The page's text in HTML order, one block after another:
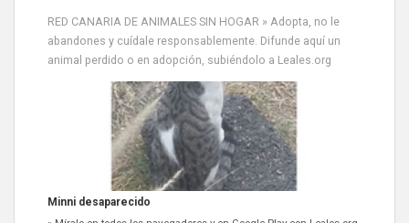
RED CANARIA DE ANIMALES SIN HOGAR » Adopta, no le
abandones y cuídale responsablemente. Difunde aquí un
animal perdido o en adopción, subiéndolo a Leales.org
Minni desaparecido